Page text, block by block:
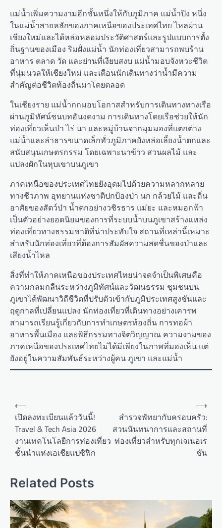
แม่น้ำเพิ่มความงามอีกชั้นหนึ่งให้กับภูมิภาค แม่น้ำปิง หนึ่ง
ในแม่น้ำสายหลักของภาคเหนือของประเทศไทย ไหลผ่าน
เชียงใหม่และได้หล่อหลอมประวัติศาสตร์และรูปแบบการตั้ง
ถิ่นฐานของเมือง ริมฝั่งแม่น้ำ นักท่องเที่ยวสามารถพบร้าน
อาหาร ตลาด วัด และย่านที่เงียบสงบ แม่น้ำมอบจังหวะชีวิต
ที่นุ่มนวลให้เชียงใหม่ และเตือนนักเดินทางว่าน้ำมีความ
สำคัญต่อชีวิตท้องถิ่นมาโดยตลอด
ในเชียงราย แม่น้ำกกมอบโอกาสสำหรับการเดินทางทางเรือ
ผ่านภูมิทัศน์ชนบทอันงดงาม การเดินทางโดยเรือช่วยให้นัก
ท่องเที่ยวเห็นป่า ไร่ นา และหมู่บ้านจากมุมมองที่แตกต่าง
แม่น้ำและลำธารขนาดเล็กทั่วภูมิภาคยังหล่อเลี้ยงน้ำตกและ
สนับสนุนเกษตรกรรม โดยเฉพาะนาข้าว สวนผลไม้ และ
แปลงผักในหุบเขาบนภูเขา
ภาคเหนือของประเทศไทยยังอุดมไปด้วยความหลากหลาย
ทางชีวภาพ อุทยานแห่งชาติปกป้องป่า นก กล้วยไม้ และถิ่น
อาศัยของสัตว์ป่า น้ำตกอย่างวชิรธาร แม่ยะ และหมอกฟ้า
เป็นตัวอย่างยอดนิยมของการที่ระบบน้ำบนภูเขาสร้างแหล่ง
ท่องเที่ยวทางธรรมชาติที่น่าประทับใจ สถานที่เหล่านี้เหมาะ
สำหรับนักท่องเที่ยวที่ต้องการสัมผัสความสดชื่นของป่าและ
เสียงน้ำไหล
สิ่งที่ทำให้ภาคเหนือของประเทศไทยน่าจดจำเป็นพิเศษคือ
ความกลมกลืนระหว่างภูมิทัศน์และวัฒนธรรม ชุมชนบน
ภูเขาได้พัฒนาวิถีชีวิตที่ปรับตัวเข้ากับภูมิประเทศสูงชันและ
ฤดูกาลที่เปลี่ยนแปลง นักท่องเที่ยวที่เดินทางอย่างเคารพ
สามารถเรียนรู้เกี่ยวกับการทำเกษตรท้องถิ่น การทอผ้า
อาหารพื้นเมือง และพิธีกรรมทางจิตวิญญาณ ความงามของ
ภาคเหนือของประเทศไทยไม่ได้มีเพียงในภาพที่มองเห็น แต่
ยังอยู่ในความสัมพันธ์ระหว่างผู้คน ภูเขา และแม่น้ำ
a
i
g
⟵
เปิดลงทะเบียนแล้ววันนี้!
Travel & Tech Asia 2026
งานเทคโนโลยีการท่องเที่ยว
ชั้นนำแห่งเอเชียแปซิฟิก
สำรวจพัทยากับครอบครัว:
สวนนันทนาการและสถานที่
ท่องเที่ยวสำหรับทุกเจเนอเร
ชัน
⟶
Related Posts